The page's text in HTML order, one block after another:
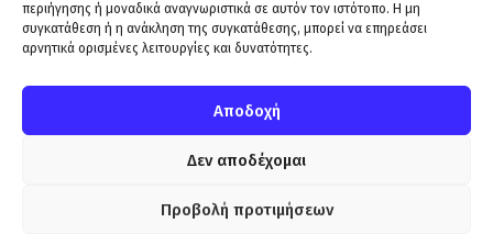
περιήγησης ή μοναδικά αναγνωριστικά σε αυτόν τον ιστότοπο. Η μη
συγκατάθεση ή η ανάκληση της συγκατάθεσης, μπορεί να επηρεάσει
αρνητικά ορισμένες λειτουργίες και δυνατότητες.
Αποδοχή
Δεν αποδέχομαι
Προβολή προτιμήσεων
25/7
15.73 oC
26/7
17.99oC
27/7
20.94oC
© COPYRIGHT ΔΗΜΟΣ ΣΟΥΛΙΟΥ 2026
ΕΓΚΡΙΤΟΣ GROUP